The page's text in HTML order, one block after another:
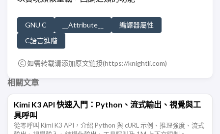
GNU C __Attribute__
編譯器屬性
C語言進階
如需转载请添加原文链接(https://knightli.com)
相關文章
Kimi K3 API 快速入門：Python、流式輸出、視覺與工
具呼叫
從零呼叫 Kimi K3 API，介紹 Python 與 cURL 示例、推理強度、流式